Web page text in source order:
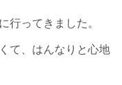
行ってきました。
て、はんなりと心地